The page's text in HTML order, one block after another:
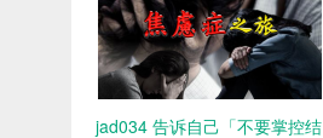
jad034 告诉自己「不要掌控结